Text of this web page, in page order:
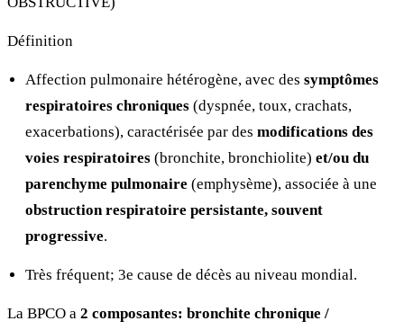
Définition
Affection pulmonaire hétérogène, avec des symptômes
respiratoires chroniques (dyspnée, toux, crachats,
exacerbations), caractérisée par des modifications des
voies respiratoires (bronchite, bronchiolite) et/ou du
parenchyme pulmonaire (emphysème), associée à une
obstruction respiratoire persistante, souvent
progressive.
Très fréquent; 3e cause de décès au niveau mondial.
La BPCO a 2 composantes: bronchite chronique /